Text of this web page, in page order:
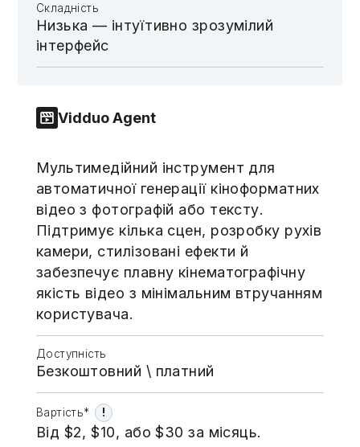
Складність
Низька — інтуїтивно зрозумілий
інтерфейс
Vidduo Agent
Мультимедійний інструмент для
автоматичної генерації кіноформатних
відео з фотографій або тексту.
Підтримує кілька сцен, розробку рухів
камери, стилізовані ефекти й
забезпечує плавну кінематографічну
якість відео з мінімальним втручанням
користувача.
Доступність
Безкоштовний \​​​​ платний
Вартість* !
Від $2, $10, aбо $30 за місяць.